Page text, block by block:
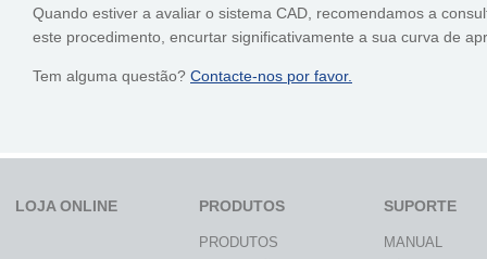
Quando estiver a avaliar o sistema CAD, recomendamos a
este procedimento, encurtar significativamente a sua curva de
Tem alguma questão? Contacte-nos por favor.
LOJA ONLINE PRODUTOS
PRODUTOS
SUPORTE
MANUAL